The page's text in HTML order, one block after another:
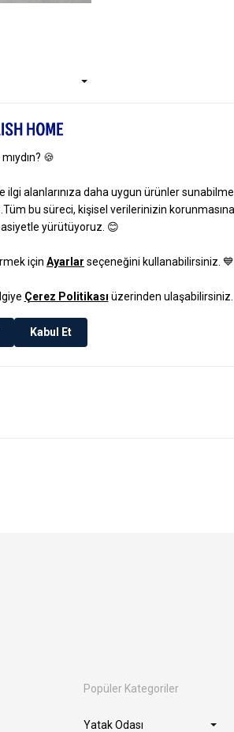
Popüler Kategoriler
Yatak Odası